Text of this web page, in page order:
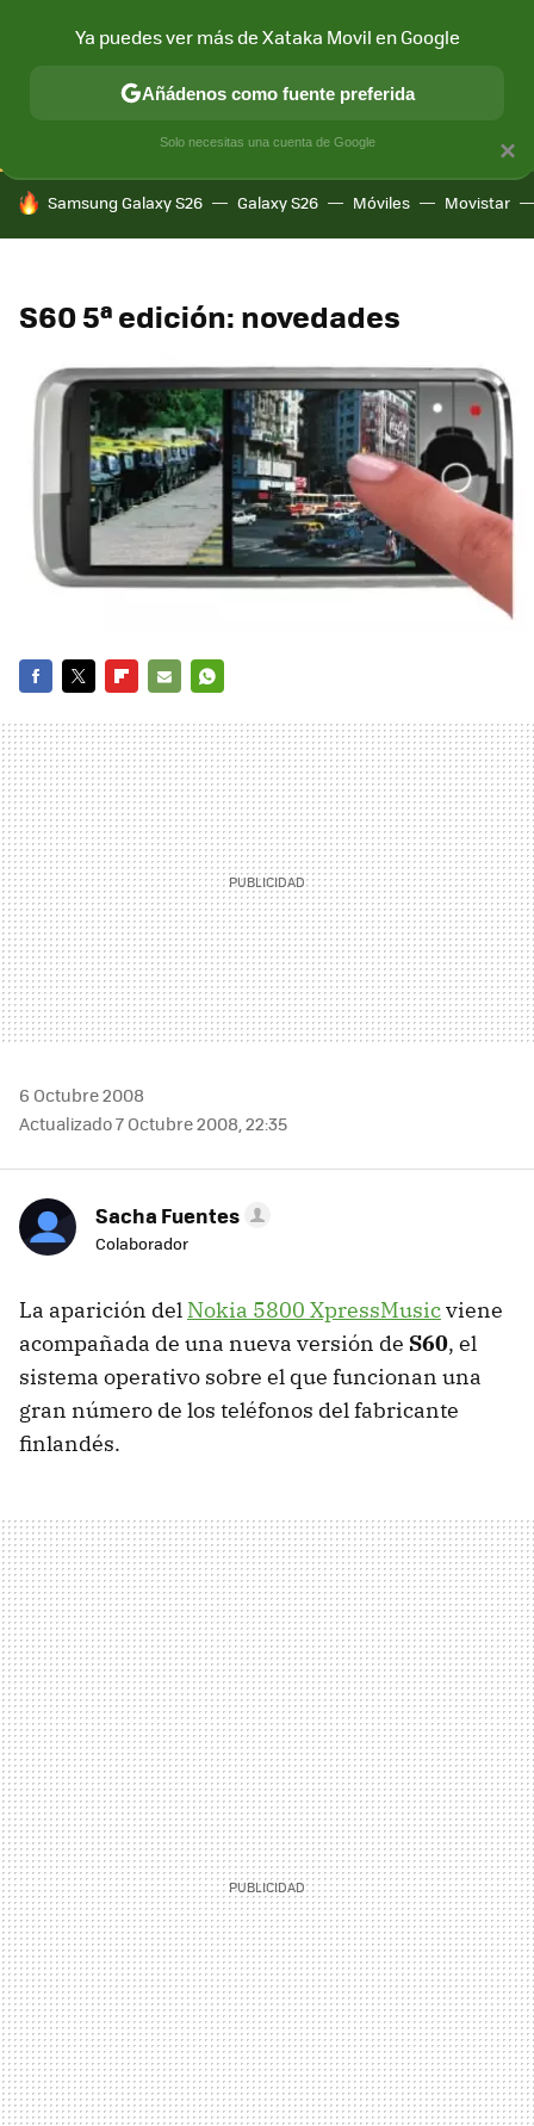
CONECTIVIDAD MÓVIL Y SOCIEDAD APLICACIONES
HOY SE HABLA DE
Samsung Galaxy S26 Galaxy S26 Móviles Movistar
S60 5ª edición: novedades
MAIL
6 Octubre 2008
Actualizado 7 Octubre 2008, 22:35
Sacha Fuentes
Colaborador
La aparición del Nokia 5800 XpressMusicviene
acompañada de una nueva versión de S60, el
sistema operativo sobre el que funcionan una
gran número de los teléfonos del fabricante
finlandés.
×
Ya puedes ver más de Xataka Movil en Google
Añádenos como fuente preferida
Solo necesitas una cuenta de Google